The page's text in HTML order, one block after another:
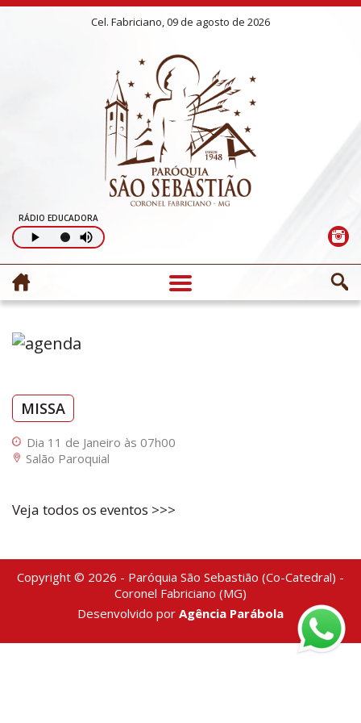
Cel. Fabriciano, 09 de agosto de 2026
RÁDIO EDUCADORA
MISSA
Dia 11 de Janeiro às 07h00
Salão Paroquial
Veja todos os eventos >>>
Copyright © 2026 - Paróquia São Sebastião (Co-Catedral) -
Coronel Fabriciano (MG)
Desenvolvido por Agência Parábola